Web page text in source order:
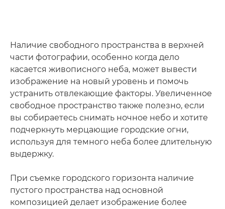
Наличие свободного пространства в верхней
части фотографии, особенно когда дело
касается живописного неба, может вывести
изображение на новый уровень и помочь
устранить отвлекающие факторы. Увеличенное
свободное пространство также полезно, если
вы собираетесь снимать ночное небо и хотите
подчеркнуть мерцающие городские огни,
используя для темного неба более длительную
выдержку.
При съемке городского горизонта наличие
пустого пространства над основной
композицией делает изображение более